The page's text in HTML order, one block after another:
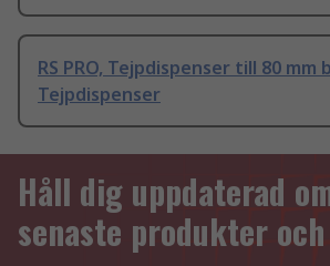
RS PRO, Tejpdispenser till 80 mm
Tejpdispenser
Håll dig uppdaterad
senaste produkter